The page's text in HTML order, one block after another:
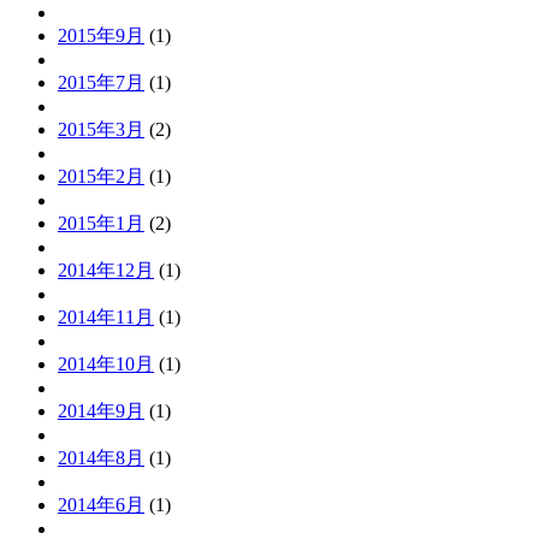
2015年9月 (1)
2015年7月 (1)
2015年3月 (2)
2015年2月 (1)
2015年1月 (2)
2014年12月 (1)
2014年11月 (1)
2014年10月 (1)
2014年9月 (1)
2014年8月 (1)
2014年6月 (1)